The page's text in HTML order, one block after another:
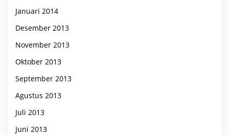
Januari 2014
Desember 2013
November 2013
Oktober 2013
September 2013
Agustus 2013
Juli 2013
Juni 2013